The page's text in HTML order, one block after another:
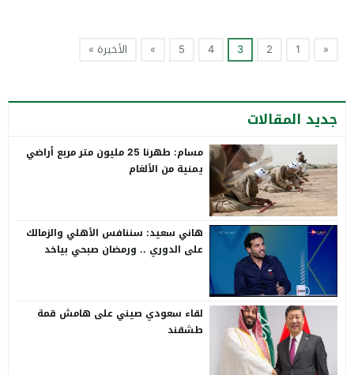
«
1
2
3
4
5
» الأخيرة »
جديد المقالات
مسام: طهرنا 25 مليون متر مربع أراضي
يمنية من الألغام
هاني سعيد: سننافس الأهلي والزمالك
على الدوري .. ورمضان صبحي بياخد
لقاء سعودي صيني على هامش قمة
طشقند